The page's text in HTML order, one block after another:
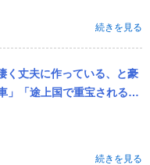
続きを見る
く丈夫に作っている、と豪
」「途上国で重宝される本
丈と言うより トヨタ...
続きを見る